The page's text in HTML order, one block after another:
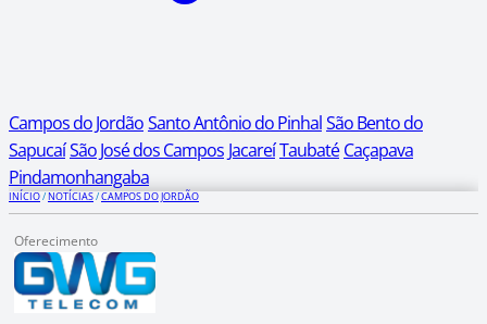
Campos do JordãoSanto Antônio do PinhalSão Bento do
SapucaíSão José dos Campos JacareíTaubaté Caçapava
Pindamonhangaba
INÍCIO/NOTÍCIAS/CAMPOS DO JORDÃO
Oferecimento